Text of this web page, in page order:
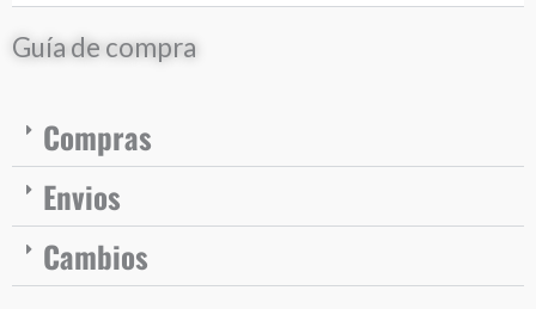
Guía de compra
Compras
Envios
Cambios